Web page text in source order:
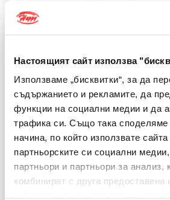
Настоящият сайт използва
Използваме „бисквитки“, за да
съдържанието и рекламите, да
функции на социални медии и да
трафика си. Също така
начина, по който използвате сайта
партньорските си социални
партньори и партньори за анализ,
комбинират с друга предоставена
интериора е създаден така, че
ВИЖ ПОВЕЧЕ
Работно време
Понеделник-сряда -
Четвъртък-неделя -